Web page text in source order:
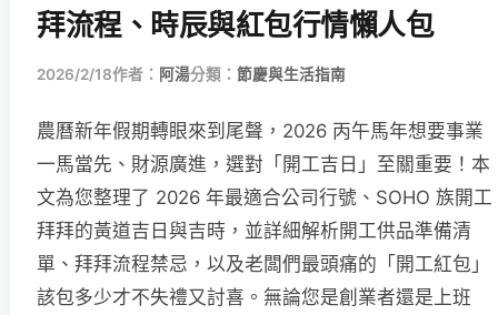
拜流程、時辰與紅包行情懶人包
2026/2/18作者： 阿湯分類： 節慶與生活指南
農曆新年假期轉眼來到尾聲，2026 丙午馬年想要事業
一馬當先、財源廣進，選對「開工吉日」至關重要！本
文為您整理了 2026 年最適合公司行號、SOHO 族開工
拜拜的黃道吉日與吉時，並詳細解析開工供品準備清
單、拜拜流程禁忌，以及老闆們最頭痛的「開工紅包」
該包多少才不失禮又討喜。無論您是創業者還是上班